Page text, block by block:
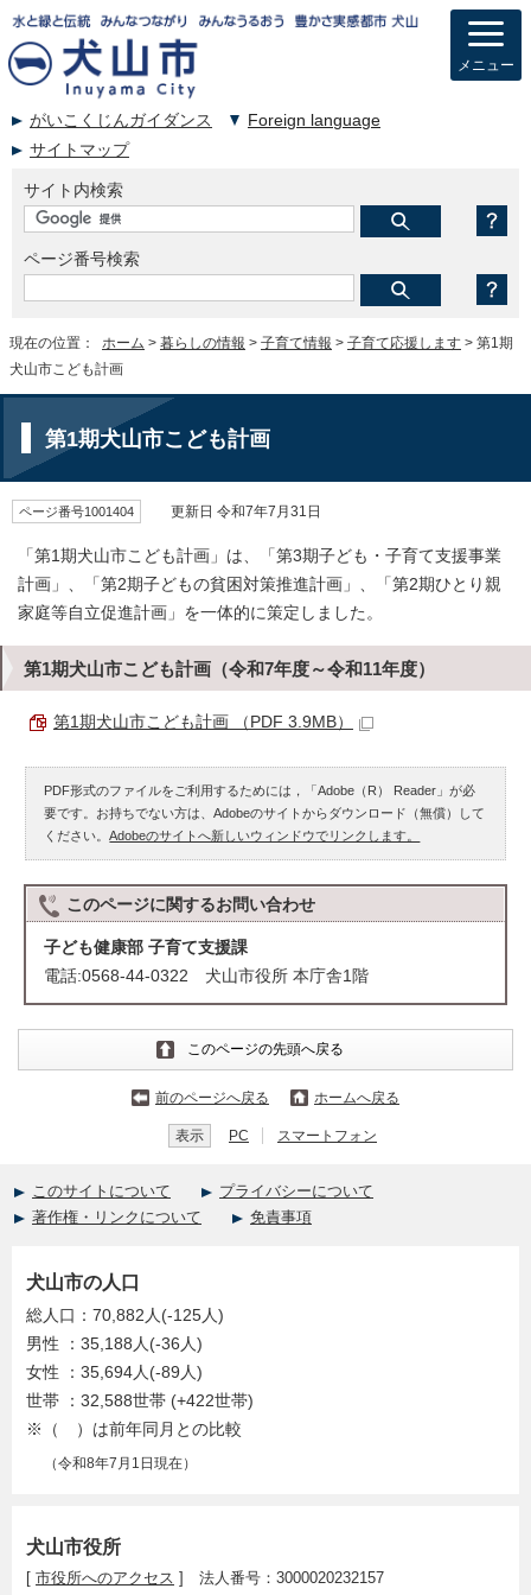
がいこくじんガイダンス
Foreign language
サイトマップ
サイト内検索
ページ番号検索
メニュー
現在の位置： ホーム > 暮らしの情報 > 子育て情報 > 子育て応援します > 第1期
犬山市こども計画
第1期犬山市こども計画
ページ番号1001404 更新日 令和7年7月31日
「第1期犬山市こども計画」は、「第3期子ども・子育て支援事業
計画」、「第2期子どもの貧困対策推進計画」、「第2期ひとり親
家庭等自立促進計画」を一体的に策定しました。
第1期犬山市こども計画（令和7年度～令和11年度）
第1期犬山市こども計画 （PDF 3.9MB）
PDF形式のファイルをご利用するためには，「Adobe（R） Reader」が必
要です。お持ちでない方は、Adobeのサイトからダウンロード（無償）して
ください。Adobeのサイトへ新しいウィンドウでリンクします。
このページに関するお問い合わせ
子ども健康部 子育て支援課
電話:0568-44-0322 犬山市役所 本庁舎1階
このページの先頭へ戻る
前のページへ戻る ホームへ戻る
表示 PC スマートフォン
このサイトについて
プライバシーについて
著作権・リンクについて
免責事項
犬山市役所
[ 市役所へのアクセス ] 法人番号：3000020232157
犬山市の人口
総人口：70,882人(-125人)
男性 ：35,188人(-36人)
女性 ：35,694人(-89人)
世帯 ：32,588世帯 (+422世帯)
※（ ）は前年同月との比較
（令和8年7月1日現在）